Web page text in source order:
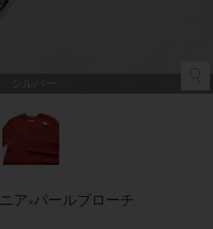
シルバー
ア×パールブローチ